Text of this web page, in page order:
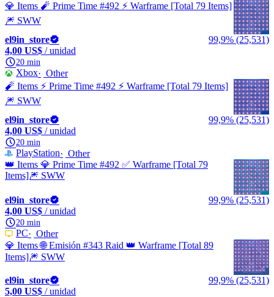
💎 Items 🧨 Prime Time #492 ⚡️ Warframe [Total 79 Items]
🎆 SWW
el9in_store
99,9% (25,531)
4,00 US$ / unidad
20 min
Xbox
Other
🧨 Items ⚡️ Prime Time #492 ⚡️ Warframe [Total 79 Items]
🎆 SWW
el9in_store
99,9% (25,531)
4,00 US$ / unidad
20 min
PlayStation
Other
👑 Items 💎 Prime Time #492 ✅ Warframe [Total 79
Items]🎆 SWW
el9in_store
99,9% (25,531)
4,00 US$ / unidad
20 min
PC
Other
💎 Items 🌐 Emisión #343 Raid 👑 Warframe [Total 89
Items]🎆 SWW
el9in_store
99,9% (25,531)
5,00 US$ / unidad